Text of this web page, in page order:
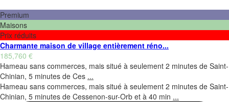
Premium
Maisons
Prix réduits
Charmante maison de village entièrement réno...
185,760 €
Hameau sans commerces, mais situé à seulement 2 minutes de Saint-
Chinian, 5 minutes de Ces ...
Hameau sans commerces, mais situé à seulement 2 minutes de Saint-
Chinian, 5 minutes de Cessenon-sur-Orb et à 40 min ...